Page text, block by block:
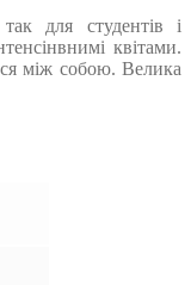
для студентів і
квітами.
між собою. Велика